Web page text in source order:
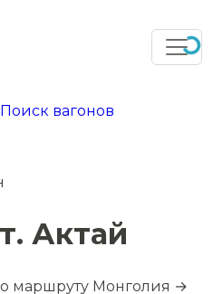
Поиск вагонов
Актай
маршруту Монголия →